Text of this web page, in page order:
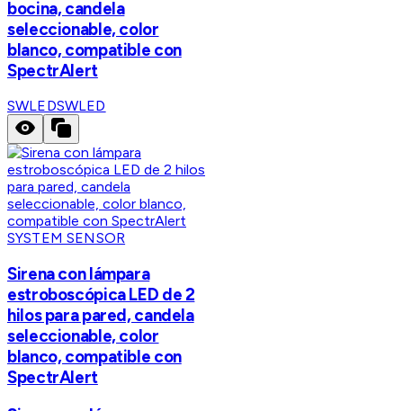
bocina, candela
seleccionable, color
blanco, compatible con
SpectrAlert
SWLEDSWLED
SYSTEM SENSOR
Sirena con lámpara
estroboscópica LED de 2
hilos para pared, candela
seleccionable, color
blanco, compatible con
SpectrAlert